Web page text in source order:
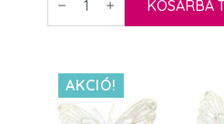
gyöngy
db
mennyiség
KOSÁRBA
AKCIÓ!